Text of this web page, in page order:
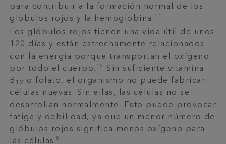
para contribuir a la formación normal de los
glóbulos rojos y la hemoglobina. 11
Los glóbulos rojos tienen una vida útil de unos
120 días y están estrechamente relacionados
con la energía porque transportan el oxígeno
por todo el cuerpo. 12
Sin suficiente vitamina
B 12
o folato, el organismo no puede fabricar
células nuevas. Sin ellas, las células no se
desarrollan normalmente. Esto puede provocar
fatiga y debilidad, ya que un menor número de
glóbulos rojos significa menos oxígeno para
las células. 8